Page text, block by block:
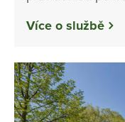
Více o službě